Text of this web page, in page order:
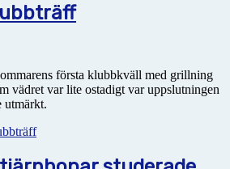
första klubbkväll med grillning
vädret var lite ostadigt var uppslutningen
utmärkt.